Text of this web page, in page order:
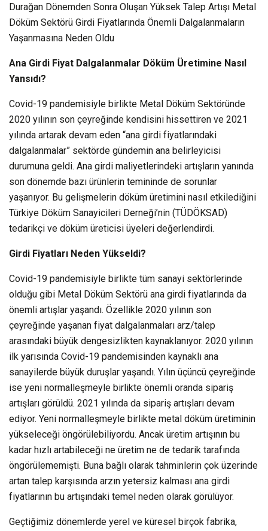
Durağan Dönemden Sonra Oluşan Yüksek Talep Artışı Metal
Döküm Sektörü Girdi Fiyatlarında Önemli Dalgalanmaların
Yaşanmasına Neden Oldu
Ana Girdi Fiyat Dalgalanmalar Döküm Üretimine Nasıl
Yansıdı?
Covid-19 pandemisiyle birlikte Metal Döküm Sektöründe
2020 yılının son çeyreğinde kendisini hissettiren ve 2021
yılında artarak devam eden “ana girdi fiyatlarındaki
dalgalanmalar” sektörde gündemin ana belirleyicisi
durumuna geldi. Ana girdi maliyetlerindeki artışların yanında
son dönemde bazı ürünlerin temininde de sorunlar
yaşanıyor. Bu gelişmelerin döküm üretimini nasıl etkilediğini
Türkiye Döküm Sanayicileri Derneği’nin (TÜDÖKSAD)
tedarikçi ve döküm üreticisi üyeleri değerlendirdi.
Girdi Fiyatları Neden Yükseldi?
Covid-19 pandemisiyle birlikte tüm sanayi sektörlerinde
olduğu gibi Metal Döküm Sektörü ana girdi fiyatlarında da
önemli artışlar yaşandı. Özellikle 2020 yılının son
çeyreğinde yaşanan fiyat dalgalanmaları arz/talep
arasındaki büyük dengesizlikten kaynaklanıyor. 2020 yılının
ilk yarısında Covid-19 pandemisinden kaynaklı ana
sanayilerde büyük duruşlar yaşandı. Yılın üçüncü çeyreğinde
ise yeni normalleşmeyle birlikte önemli oranda sipariş
artışları görüldü. 2021 yılında da sipariş artışları devam
ediyor. Yeni normalleşmeyle birlikte metal döküm üretiminin
yükseleceği öngörülebiliyordu. Ancak üretim artışının bu
kadar hızlı artabileceği ne üretim ne de tedarik tarafında
öngörülememişti. Buna bağlı olarak tahminlerin çok üzerinde
artan talep karşısında arzın yetersiz kalması ana girdi
fiyatlarının bu artışındaki temel neden olarak görülüyor.
Geçtiğimiz dönemlerde yerel ve küresel birçok fabrika,